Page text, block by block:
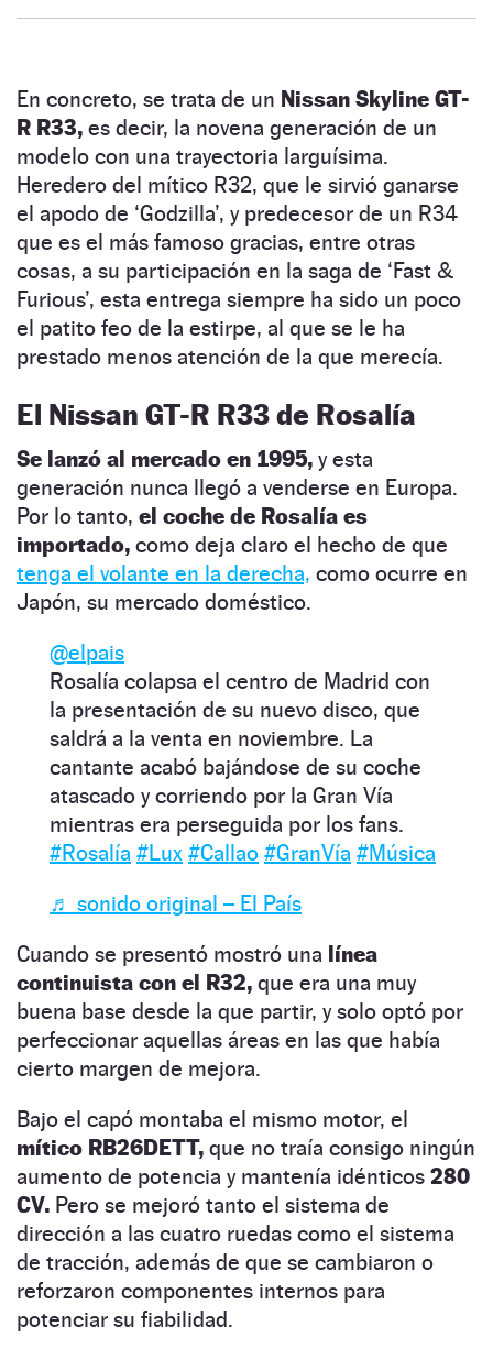
En concreto, se trata de un Nissan Skyline GT-
R R33, es decir, la novena generación de un
modelo con una trayectoria larguísima.
Heredero del mítico R32, que le sirvió ganarse
el apodo de ‘Godzilla’, y predecesor de un R34
que es el más famoso gracias, entre otras
cosas, a su participación en la saga de ‘Fast &
Furious’, esta entrega siempre ha sido un poco
el patito feo de la estirpe, al que se le ha
prestado menos atención de la que merecía.
El Nissan GT-R R33 de Rosalía
Se lanzó al mercado en 1995, y esta
generación nunca llegó a venderse en Europa.
Por lo tanto, el coche de Rosalía es
importado, como deja claro el hecho de que
tenga el volante en la derecha, como ocurre en
Japón, su mercado doméstico.
@elpais
Rosalía colapsa el centro de Madrid con
la presentación de su nuevo disco, que
saldrá a la venta en noviembre. La
cantante acabó bajándose de su coche
atascado y corriendo por la Gran Vía
mientras era perseguida por los fans.
#Rosalía #Lux #Callao #GranVía #Música
♬ sonido original – El País
Cuando se presentó mostró una línea
continuista con el R32, que era una muy
buena base desde la que partir, y solo optó por
perfeccionar aquellas áreas en las que había
cierto margen de mejora.
Bajo el capó montaba el mismo motor, el
mítico RB26DETT, que no traía consigo ningún
aumento de potencia y mantenía idénticos 280
CV. Pero se mejoró tanto el sistema de
dirección a las cuatro ruedas como el sistema
de tracción, además de que se cambiaron o
reforzaron componentes internos para
potenciar su fiabilidad.